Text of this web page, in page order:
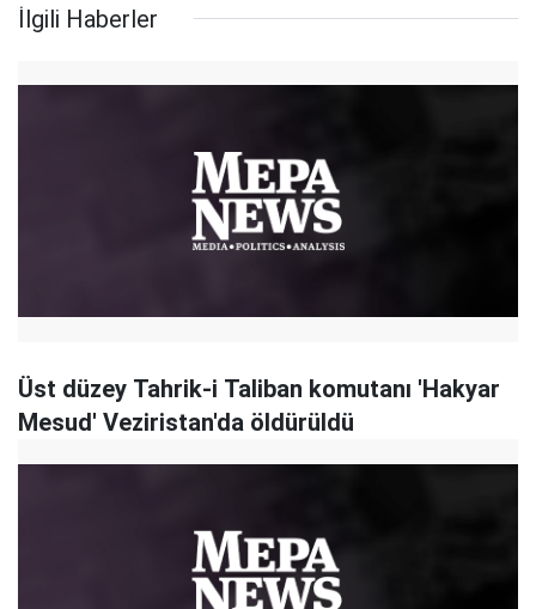
İlgili Haberler
Üst düzey Tahrik-i Taliban komutanı 'Hakyar
Mesud' Veziristan'da öldürüldü